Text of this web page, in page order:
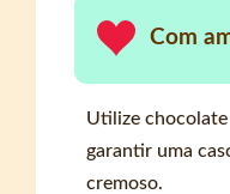
Com
Utilize chocolate
garantir uma
cremoso.